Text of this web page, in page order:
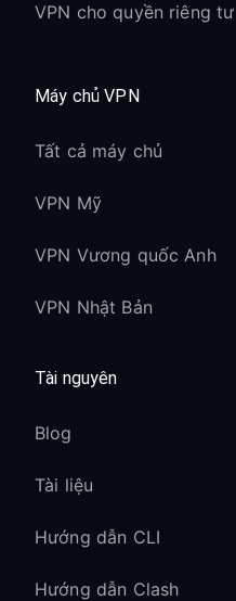
VPN cho quyền riêng tư
Máy chủ VPN
Tất cả máy chủ
VPN Mỹ
VPN Vương quốc Anh
VPN Nhật Bản
Tài nguyên
Blog
Tài liệu
Hướng dẫn CLI
Hướng dẫn Clash